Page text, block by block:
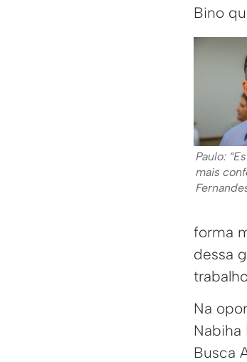
Bino
Paulo:
mais
forma
dessa
Na
Nabiha
Busca